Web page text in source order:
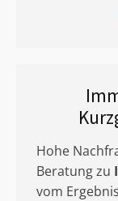
Hohe
Beratung zu
vom